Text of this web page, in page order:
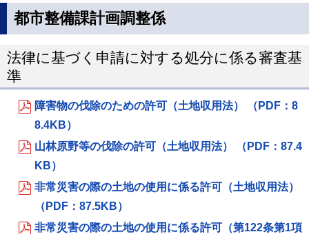
都市整備課計画調整係
法律に基づく申請に対する処分に係る審査基
準
障害物の伐除のための許可（土地収用法） （PDF：8
8.4KB）
山林原野等の伐除の許可（土地収用法） （PDF：87.4
KB）
非常災害の際の土地の使用に係る許可（土地収用法）
（PDF：87.5KB）
非常災害の際の土地の使用に係る許可（第122条第1項